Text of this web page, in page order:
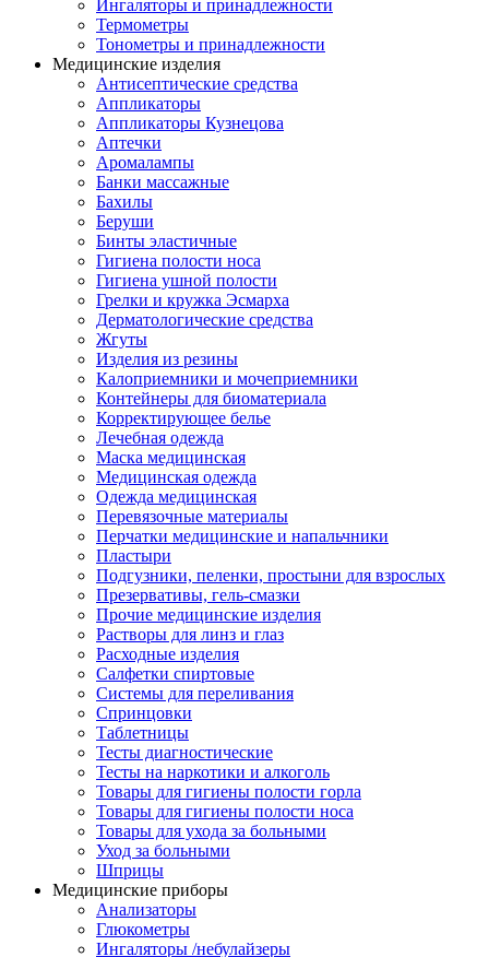
Ингаляторы и принадлежности
Термометры
Тонометры и принадлежности
Медицинские изделия
Антисептические средства
Аппликаторы
Аппликаторы Кузнецова
Аптечки
Аромалампы
Банки массажные
Бахилы
Беруши
Бинты эластичные
Гигиена полости носа
Гигиена ушной полости
Грелки и кружка Эсмарха
Дерматологические средства
Жгуты
Изделия из резины
Калоприемники и мочеприемники
Контейнеры для биоматериала
Корректирующее белье
Лечебная одежда
Маска медицинская
Медицинская одежда
Одежда медицинская
Перевязочные материалы
Перчатки медицинские и напальчники
Пластыри
Подгузники, пеленки, простыни для взрослых
Презервативы, гель-смазки
Прочие медицинские изделия
Растворы для линз и глаз
Расходные изделия
Салфетки спиртовые
Системы для переливания
Спринцовки
Таблетницы
Тесты диагностические
Тесты на наркотики и алкоголь
Товары для гигиены полости горла
Товары для гигиены полости носа
Товары для ухода за больными
Уход за больными
Шприцы
Медицинские приборы
Анализаторы
Глюкометры
Ингаляторы /небулайзеры